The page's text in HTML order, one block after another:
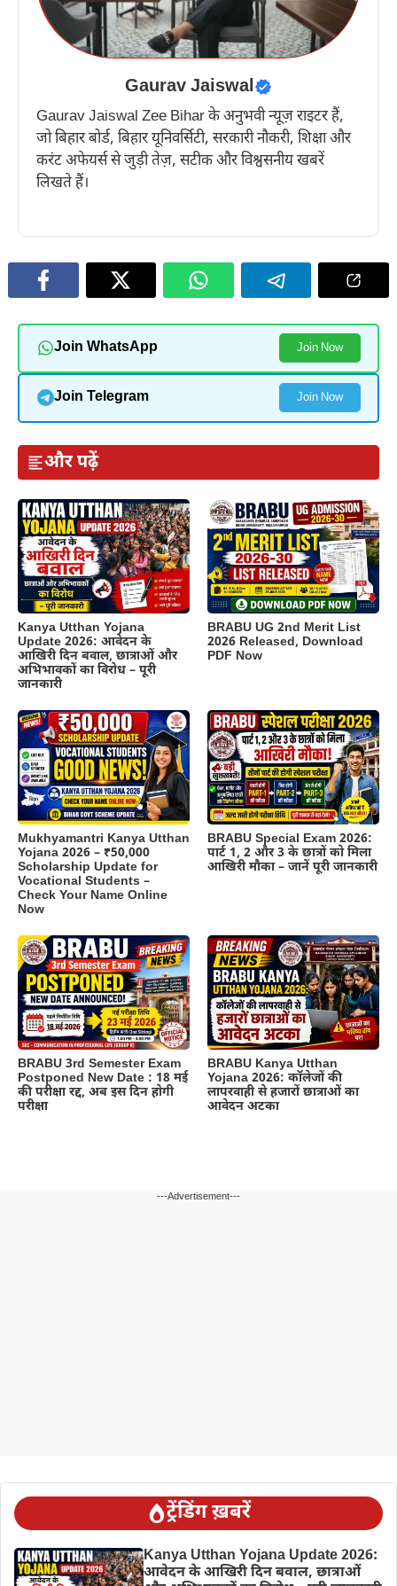
Gaurav Jaiswal
Gaurav Jaiswal Zee Bihar के अनुभवी न्यूज़ राइटर हैं,
जो बिहार बोर्ड, बिहार यूनिवर्सिटी, सरकारी नौकरी, शिक्षा और
करंट अफेयर्स से जुड़ी तेज़, सटीक और विश्वसनीय खबरें
लिखते हैं।
Join WhatsApp Join Now
Join Telegram Join Now
और पढ़ें
Kanya Utthan Yojana
Update 2026: आवेदन के
आखिरी दिन बवाल, छात्राओं और
अभिभावकों का विरोध – पूरी
जानकारी
BRABU UG 2nd Merit List
2026 Released, Download
PDF Now
Mukhyamantri Kanya Utthan
Yojana 2026 – ₹50,000
Scholarship Update for
Vocational Students –
Check Your Name Online
Now
BRABU Special Exam 2026:
पार्ट 1, 2 और 3 के छात्रों को मिला
आखिरी मौका – जानें पूरी जानकारी
BRABU 3rd Semester Exam
Postponed New Date : 18 मई
की परीक्षा रद्द, अब इस दिन होगी
परीक्षा
BRABU Kanya Utthan
Yojana 2026: कॉलेजों की
लापरवाही से हजारों छात्राओं का
आवेदन अटका
---Advertisement---
ट्रेंडिंग ख़बरें
Kanya Utthan Yojana Update 2026:
आवेदन के आखिरी दिन बवाल, छात्राओं